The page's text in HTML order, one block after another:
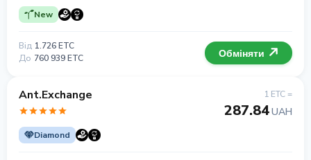
New
Від 1.726 ETC
До 760 939 ETC Обміняти
Ant.Exchange
Diamond
1 ETC =
287.84UAH